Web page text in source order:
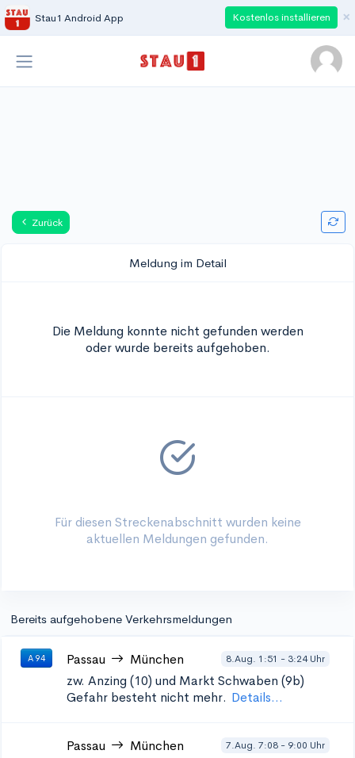
Stau1 Android App Kostenlos installieren ×
Zurück
Meldung im Detail
Die Meldung konnte nicht gefunden werden
oder wurde bereits aufgehoben.
Für diesen Streckenabschnitt wurden keine
aktuellen Meldungen gefunden.
Bereits aufgehobene Verkehrsmeldungen
A 94 Passau München 8.Aug. 1:51 - 3:24 Uhr
zw. Anzing (10) und Markt Schwaben (9b)
Gefahr besteht nicht mehr. Details...
Passau München 7.Aug. 7:08 - 9:00 Uhr